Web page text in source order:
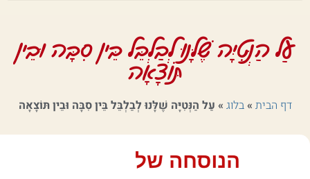
עַל הַנְּטִיָּה שֶׁלָּנוּ לְבַלְבֵּל בֵּין סִבָּה וּבֵין
תּוֹצָאָה
דף הבית »בלוג » עַל הַנְּטִיָּה שֶׁלָּנוּ לְבַלְבֵּל בֵּין סִבָּה וּבֵין תּוֹצָאָה